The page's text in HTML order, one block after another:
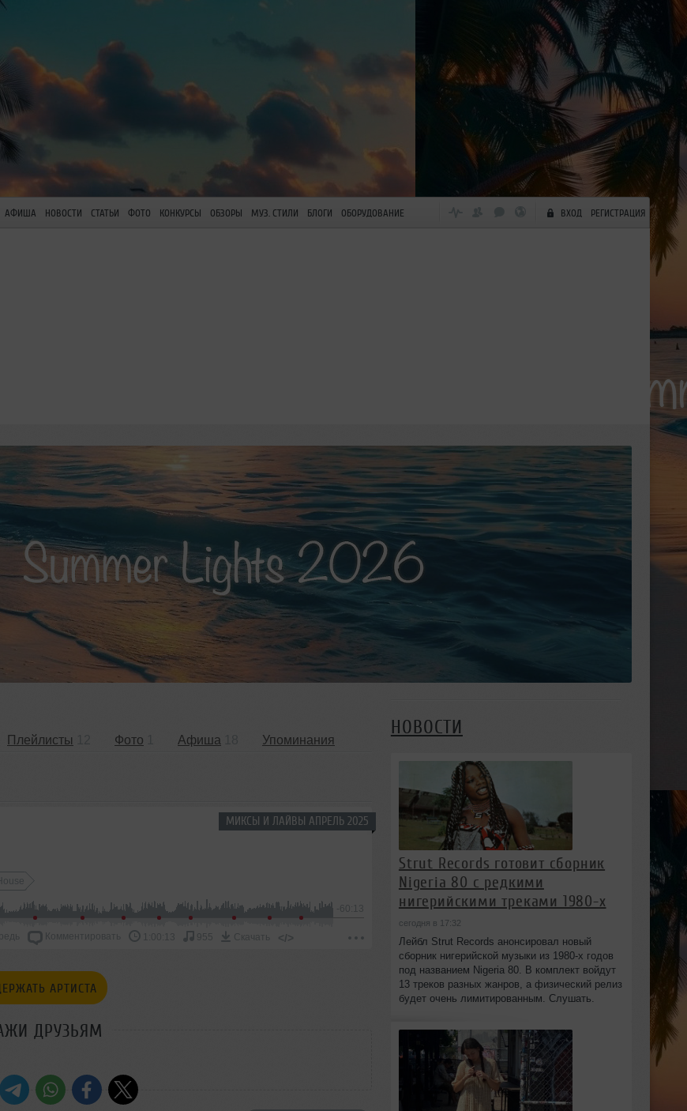
АФИША НОВОСТИ СТАТЬИ ФОТО КОНКУРСЫ ОБЗОРЫ МУЗ. СТИЛИ БЛОГИ ОБОРУДОВАНИЕ ВХОД РЕГИСТРАЦИЯ
Плейлисты Фото Афиша Упоминания
МИКСЫ И ЛАЙВЫ АПРЕЛЬ 2025
-60:13
Комментировать 1:00:13 955 Скачать </>
АРТИСТА
ДРУЗЬЯМ
НОВОСТИ
Strut Records готовит сборник
Nigeria 80 с редкими
нигерийскими треками 1980-х
сегодня в 17:32
Лейбл Strut Records анонсировал новый
сборник нигерийской музыки из 1980-х годов
под названием Nigeria 80. В комплект войдут
13 треков разных жанров, а физический релиз
будет очень лимитированным. Слушать.